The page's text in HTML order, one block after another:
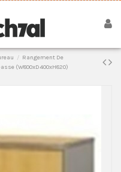
Rangement De
(W800xD400xH820)